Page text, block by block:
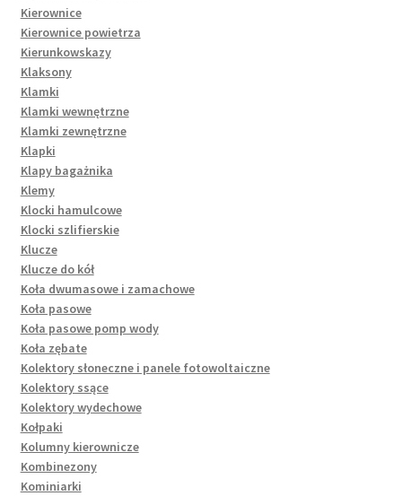
Kierownice
Kierownice powietrza
Kierunkowskazy
Klaksony
Klamki
Klamki wewnętrzne
Klamki zewnętrzne
Klapki
Klapy bagażnika
Klemy
Klocki hamulcowe
Klocki szlifierskie
Klucze
Klucze do kół
Koła dwumasowe i zamachowe
Koła pasowe
Koła pasowe pomp wody
Koła zębate
Kolektory słoneczne i panele fotowoltaiczne
Kolektory ssące
Kolektory wydechowe
Kołpaki
Kolumny kierownicze
Kombinezony
Kominiarki